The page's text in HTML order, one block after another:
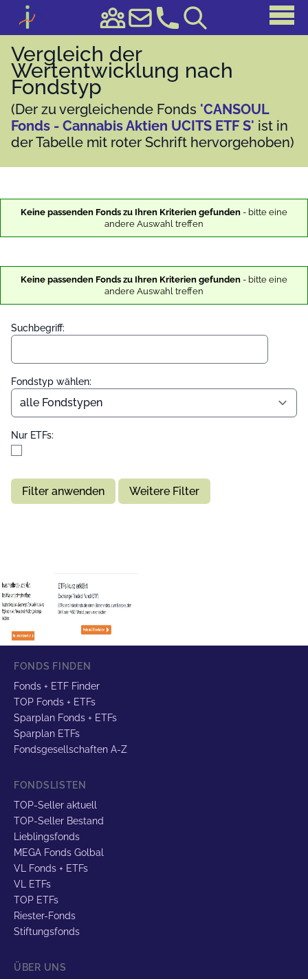
Vergleich der
Wertentwicklung nach
Fondstyp
(Der zu vergleichende Fonds 'CANSOUL
Fonds - Cannabis Aktien UCITS ETF S' ist in
der Tabelle mit roter Schrift hervorgehoben)
Keine passenden Fonds zu Ihren Kriterien gefunden- bitte eine
andere Auswahl treffen
Keine passenden Fonds zu Ihren Kriterien gefunden- bitte eine
andere Auswahl treffen
Suchbegriff:
Fondstyp wählen:
Nur ETFs:
Filter anwenden Weitere Filter
FONDS FINDEN
Fonds + ETF Finder
TOP Fonds + ETFs
Sparplan Fonds + ETFs
Sparplan ETFs
Fondsgesellschaften A-Z
FONDSLISTEN
TOP-Seller aktuell
TOP-Seller Bestand
Lieblingsfonds
MEGA Fonds Golbal
VL Fonds + ETFs
VL ETFs
TOP ETFs
Riester-Fonds
Stiftungsfonds
ÜBER UNS